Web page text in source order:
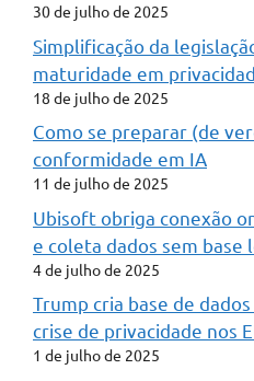
30 de julho de 2025
Simplificação da
maturidade em
18 de julho de 2025
Como se preparar (de
conformidade em IA
11 de julho de 2025
Ubisoft obriga conexão
e coleta dados sem base
4 de julho de 2025
Trump cria base de
crise de privacidade nos
1 de julho de 2025